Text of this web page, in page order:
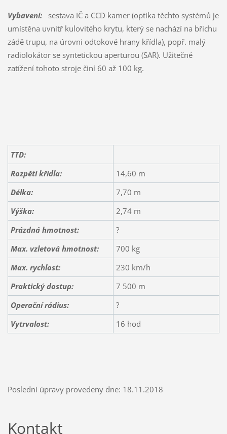
Vybavení:sestava IČ a CCD kamer (optika těchto systémů je
umístěna uvnitř kulovitého krytu, který se nachází na břichu
zádě trupu, na úrovni odtokové hrany křídla), popř. malý
radiolokátor se syntetickou aperturou (SAR). Užitečné
zatížení tohoto stroje činí 60 až 100 kg.
TTD:
Rozpětí křídla:
14,60 m
Délka:
7,70 m
Výška:
2,74 m
Prázdná hmotnost:
?
Max. vzletová hmotnost:
700 kg
Max. rychlost:
230 km/h
Praktický dostup:
7 500 m
Operační rádius:
?
Vytrvalost:
16 hod
Poslední úpravy provedeny dne: 18.11.2018
Kontakt